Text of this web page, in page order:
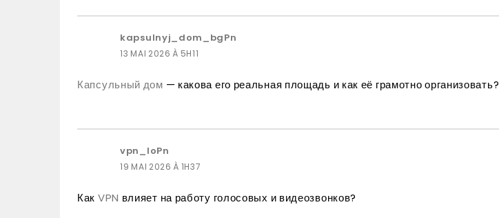
kapsulnyj_dom_bgPn
13 MAI 2026 À 5H11
Капсульный дом — какова его реальная площадь и как её грамотно организовать?
vpn_loPn
19 MAI 2026 À 1H37
Как VPN влияет на работу голосовых и видеозвонков?